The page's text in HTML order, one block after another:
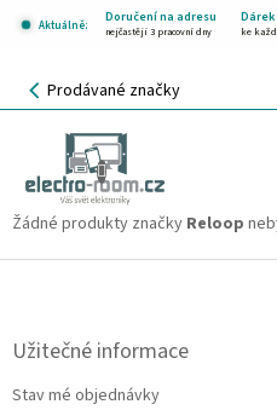
Aktuálně:
Doručení na adresu Dárek
nejčastěji 3 pracovní dny ke
NÁKUPNÍ
KOŠÍK
Prodávané značky
Reloop
Žádné produkty značky Reloop
Z
Užitečné informace
Stav mé objednávky